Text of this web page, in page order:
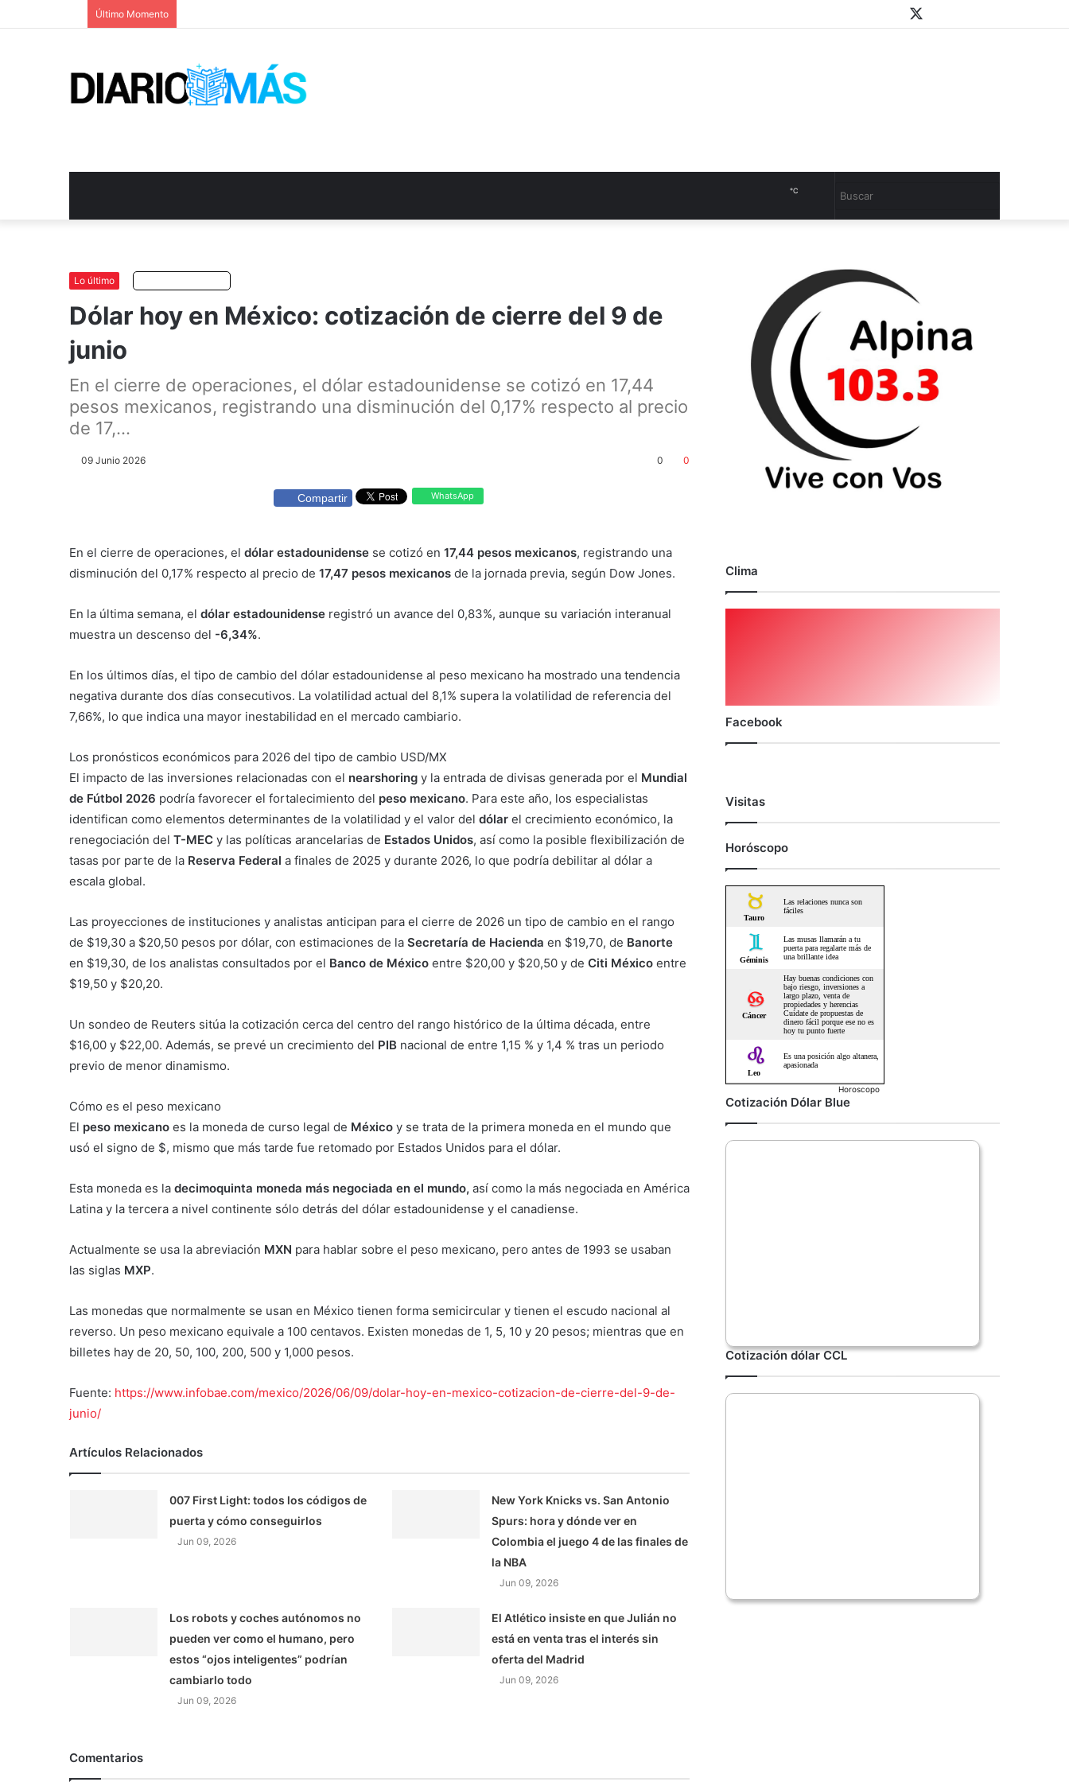
Último Momento Instagram
Youtube
WhatsApp
Cambiar
℃
Lo último
Dólar hoy en México: cotización de cierre del 9 de
junio
En el cierre de operaciones, el dólar estadounidense se cotizó en 17,44
pesos mexicanos, registrando una disminución del 0,17% respecto al precio
de 17,...
09 Junio 2026 0 0
Compartir WhatsApp
En el cierre de operaciones, el dólar estadounidense se cotizó en 17,44 pesos mexicanos, registrando una
disminución del 0,17% respecto al precio de 17,47 pesos mexicanos de la jornada previa, según Dow Jones.
En la última semana, el dólar estadounidense registró un avance del 0,83%, aunque su variación interanual
muestra un descenso del -6,34%.
En los últimos días, el tipo de cambio del dólar estadounidense al peso mexicano ha mostrado una tendencia
negativa durante dos días consecutivos. La volatilidad actual del 8,1% supera la volatilidad de referencia del
7,66%, lo que indica una mayor inestabilidad en el mercado cambiario.
Los pronósticos económicos para 2026 del tipo de cambio USD/MX
El impacto de las inversiones relacionadas con el nearshoring y la entrada de divisas generada por el Mundial
de Fútbol 2026 podría favorecer el fortalecimiento del peso mexicano. Para este año, los especialistas
identifican como elementos determinantes de la volatilidad y el valor del dólar el crecimiento económico, la
renegociación del T-MEC y las políticas arancelarias de Estados Unidos, así como la posible flexibilización de
tasas por parte de la Reserva Federal a finales de 2025 y durante 2026, lo que podría debilitar al dólar a
escala global.
Las proyecciones de instituciones y analistas anticipan para el cierre de 2026 un tipo de cambio en el rango
de $19,30 a $20,50 pesos por dólar, con estimaciones de la Secretaría de Hacienda en $19,70, de Banorte
en $19,30, de los analistas consultados por el Banco de México entre $20,00 y $20,50 y de Citi México entre
$19,50 y $20,20.
Un sondeo de Reuters sitúa la cotización cerca del centro del rango histórico de la última década, entre
$16,00 y $22,00. Además, se prevé un crecimiento del PIB nacional de entre 1,15 % y 1,4 % tras un periodo
previo de menor dinamismo.
Cómo es el peso mexicano
El peso mexicano es la moneda de curso legal de México y se trata de la primera moneda en el mundo que
usó el signo de $, mismo que más tarde fue retomado por Estados Unidos para el dólar.
Esta moneda es la decimoquinta moneda más negociada en el mundo, así como la más negociada en América
Latina y la tercera a nivel continente sólo detrás del dólar estadounidense y el canadiense.
Actualmente se usa la abreviación MXN para hablar sobre el peso mexicano, pero antes de 1993 se usaban
las siglas MXP.
Las monedas que normalmente se usan en México tienen forma semicircular y tienen el escudo nacional al
reverso. Un peso mexicano equivale a 100 centavos. Existen monedas de 1, 5, 10 y 20 pesos; mientras que en
billetes hay de 20, 50, 100, 200, 500 y 1,000 pesos.
Fuente: https://www.infobae.com/mexico/2026/06/09/dolar-hoy-en-mexico-cotizacion-de-cierre-del-9-de-
junio/
Artículos Relacionados
007 First Light: todos los códigos de
puerta y cómo conseguirlos
Jun 09, 2026
New York Knicks vs. San Antonio
Spurs: hora y dónde ver en
Colombia el juego 4 de las finales de
la NBA
Jun 09, 2026
Los robots y coches autónomos no
pueden ver como el humano, pero
estos “ojos inteligentes” podrían
cambiarlo todo
Jun 09, 2026
El Atlético insiste en que Julián no
está en venta tras el interés sin
oferta del Madrid
Jun 09, 2026
Comentarios
Clima
Facebook
Visitas
Horóscopo
Horoscopo
Cotización Dólar Blue
Cotización dólar CCL